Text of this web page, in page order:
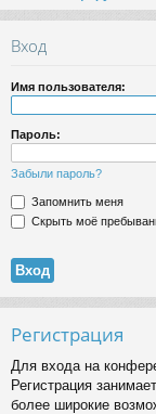
Вход
Имя пользователя:
Пароль:
Забыли пароль?
Запомнить меня
Скрыть моё
Регистрация
Для входа на
Регистрация
более широкие